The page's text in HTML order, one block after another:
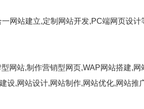
网站建立,定制网站开发,PC端网页设计
网站,制作营销型网页,WAP网站搭建,
设,网站设计,网站制作,网站优化,网站